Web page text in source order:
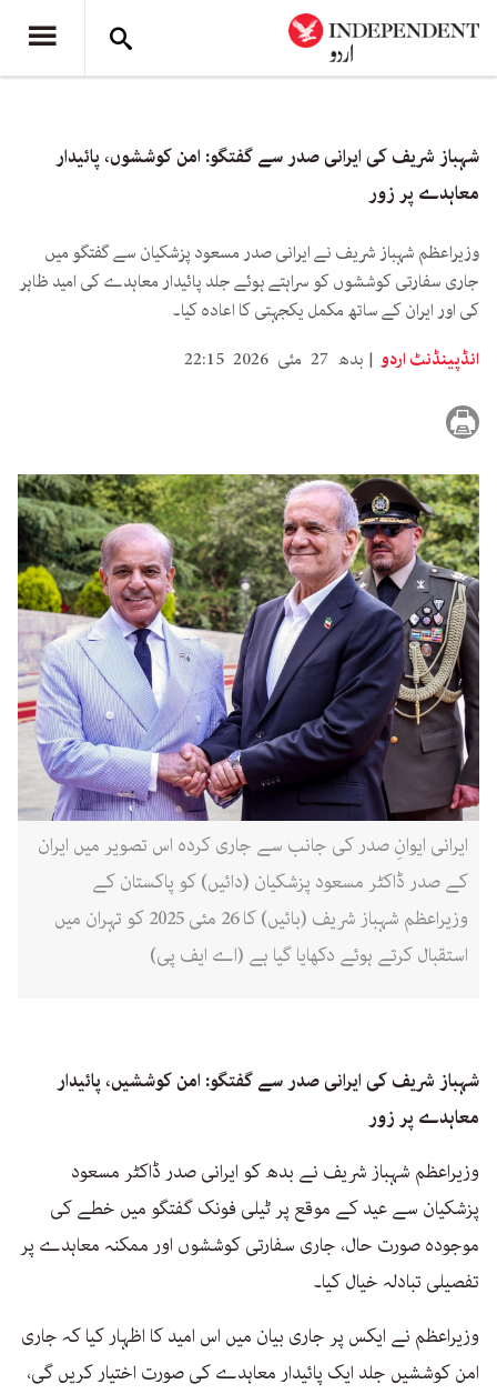
شہباز شریف کی ایرانی صدر سے گفتگو: امن کوششوں، پائیدار
معاہدے پر زور
وزیراعظم شہباز شریف نے ایرانی صدر مسعود پزشکیان سے گفتگو میں
جاری سفارتی کوششوں کو سراہتے ہوئے جلد پائیدار معاہدے کی امید ظاہر
کی اور ایران کے ساتھ مکمل یکجہتی کا اعادہ کیا۔
انڈپینڈنٹ اردو
بدھ 27 مئی 2026 22:15
ایرانی ایوانِ صدر کی جانب سے جاری کردہ اس تصویر میں ایران
کے صدر ڈاکٹر مسعود پزشکیان (دائیں) کو پاکستان کے
وزیراعظم شہباز شریف (بائیں) کا 26 مئی 2025 کو تہران میں
استقبال کرتے ہوئے دکھایا گیا ہے (اے ایف پی)
شہباز شریف کی ایرانی صدر سے گفتگو: امن کوششیں، پائیدار
معاہدے پر زور
وزیراعظم شہباز شریف نے بدھ کو ایرانی صدر ڈاکٹر مسعود
پزشکیان سے عید کے موقع پر ٹیلی فونک گفتگو میں خطے کی
موجودہ صورت حال، جاری سفارتی کوششوں اور ممکنہ معاہدے پر
تفصیلی تبادلہ خیال کیا۔
وزیراعظم نے ایکس پر جاری بیان میں اس امید کا اظہار کیا کہ جاری
امن کوششیں جلد ایک پائیدار معاہدے کی صورت اختیار کریں گی،